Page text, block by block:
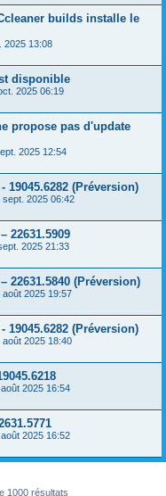
builds installe le
2025 13:08
disponible
2025 06:19
propose pas d'update
2025 12:54
19045.6282 (Préversion)
sept. 2025 06:42
22631.5909
2025 21:33
22631.5840 (Préversion)
août 2025 19:57
19045.6282 (Préversion)
août 2025 18:40
2025 16:54
2025 16:52
1000 résultats